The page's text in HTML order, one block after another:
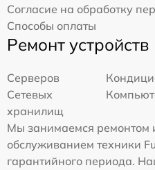
Согласие на обработку
Способы оплаты
Ремонт устройств
Серверов
Сетевых
хранилищ
Мы занимаемся ремонтом
обслуживанием техники
гарантийного периода.